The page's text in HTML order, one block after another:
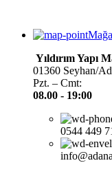
Yıldırım Yapı
01360 Seyhan/
Pzt. – Cmt:
08.00 - 19:00
0544 449